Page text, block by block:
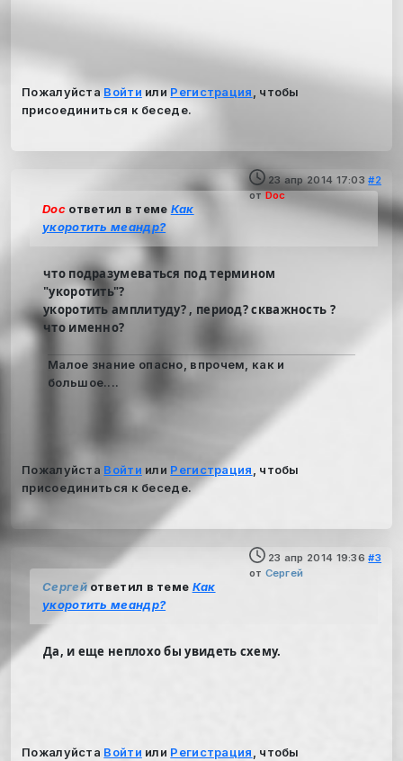
Пожалуйста Войти или Регистрация
, чтобы
присоединиться к беседе.
23 апр 2014 17:03 #2
от Doc
Docответил в теме Как
укоротить меандр?
что подразумеваться под термином
"укоротить"?
укоротить амплитуду? , период? скважность ?
что именно?
Малое знание опасно, впрочем, как и
большое....
Пожалуйста Войти или Регистрация
, чтобы
присоединиться к беседе.
23 апр 2014 19:36 #3
от Сергей
Сергейответил в теме Как
укоротить меандр?
Да, и еще неплохо бы увидеть схему.
Пожалуйста Войти или Регистрация
, чтобы